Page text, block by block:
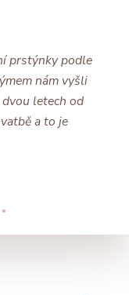
prstýnky podle
nám vyšli
letech od
a to je